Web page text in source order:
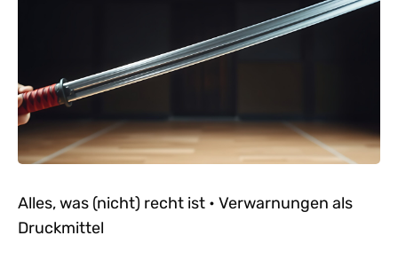
Alles, was (nicht) recht ist • Verwarnungen als
Druckmittel